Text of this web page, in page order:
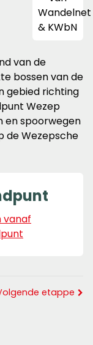
van de
bossen van de
gebied richting
Wezep
en spoorwegen
de Wezepsche
vanaf
etappe